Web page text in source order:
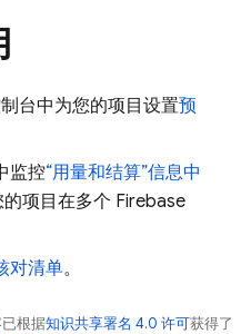
台中为您的项目设置预
监控“用量和结算”信息中
的项目在多个 Firebase
对清单。
根据知识共享署名 4.0 许可获得了